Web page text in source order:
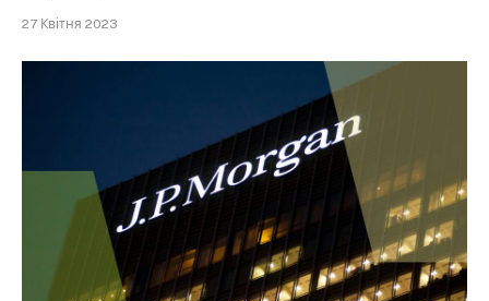
27 Квітня 2023